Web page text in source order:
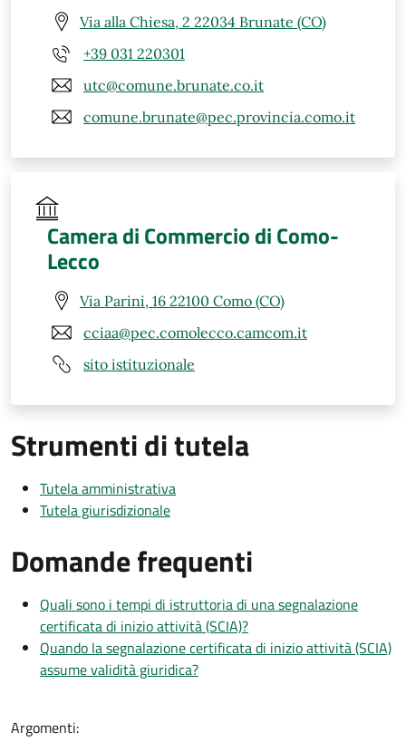
Via alla Chiesa, 2 22034 Brunate (CO)
+39 031 220301
utc@comune.brunate.co.it
comune.brunate@pec.provincia.como.it
Camera di Commercio di Como-
Lecco
Via Parini, 16 22100 Como (CO)
cciaa@pec.comolecco.camcom.it
sito istituzionale
Strumenti di tutela
Tutela amministrativa
Tutela giurisdizionale
Domande frequenti
Quali sono i tempi di istruttoria di una segnalazione
certificata di inizio attività (SCIA)?
Quando la segnalazione certificata di inizio attività (SCIA)
assume validità giuridica?
Argomenti: